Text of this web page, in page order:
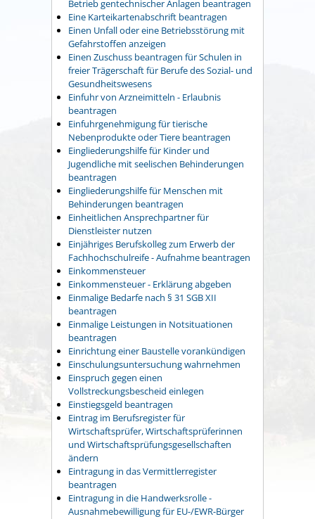
Betrieb gentechnischer Anlagen beantragen
Eine Karteikartenabschrift beantragen
Einen Unfall oder eine Betriebsstörung mit
Gefahrstoffen anzeigen
Einen Zuschuss beantragen für Schulen in
freier Trägerschaft für Berufe des Sozial- und
Gesundheitswesens
Einfuhr von Arzneimitteln - Erlaubnis
beantragen
Einfuhrgenehmigung für tierische
Nebenprodukte oder Tiere beantragen
Eingliederungshilfe für Kinder und
Jugendliche mit seelischen Behinderungen
beantragen
Eingliederungshilfe für Menschen mit
Behinderungen beantragen
Einheitlichen Ansprechpartner für
Dienstleister nutzen
Einjähriges Berufskolleg zum Erwerb der
Fachhochschulreife - Aufnahme beantragen
Einkommensteuer
Einkommensteuer - Erklärung abgeben
Einmalige Bedarfe nach § 31 SGB XII
beantragen
Einmalige Leistungen in Notsituationen
beantragen
Einrichtung einer Baustelle vorankündigen
Einschulungsuntersuchung wahrnehmen
Einspruch gegen einen
Vollstreckungsbescheid einlegen
Einstiegsgeld beantragen
Eintrag im Berufsregister für
Wirtschaftsprüfer, Wirtschaftsprüferinnen
und Wirtschaftsprüfungsgesellschaften
ändern
Eintragung in das Vermittlerregister
beantragen
Eintragung in die Handwerksrolle -
Ausnahmebewilligung für EU-/EWR-Bürger